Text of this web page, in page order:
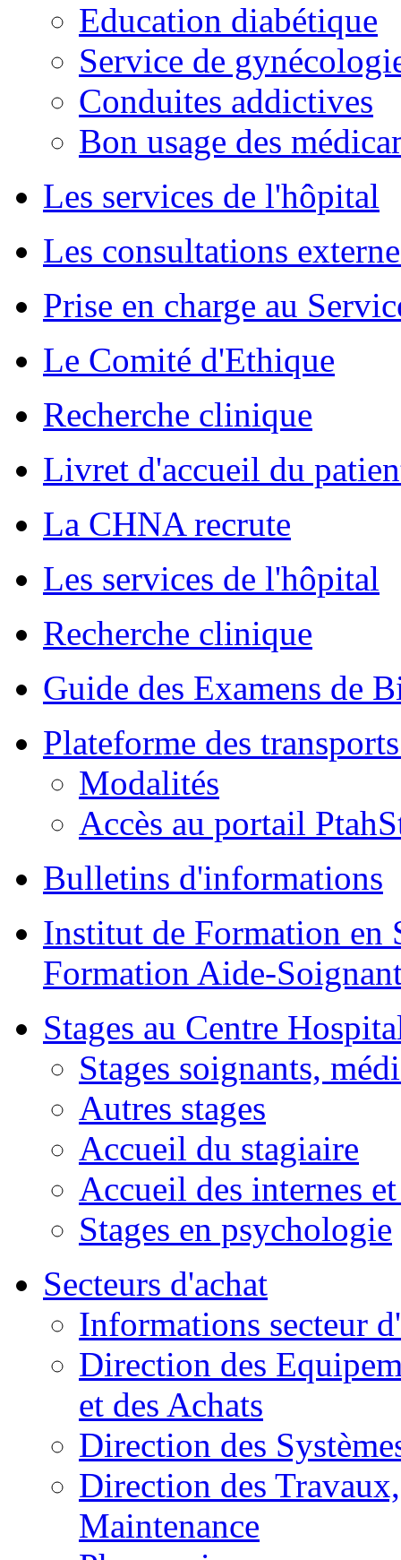
Education diabétique
Service de
Conduites addictives
Bon usage des
Les services de l'hôpital
Les consultations
Prise en charge au
Le Comité d'Ethique
Recherche clinique
Livret d'accueil du
La CHNA recrute
Les services de l'hôpital
Recherche clinique
Guide des Examens de
Plateforme des
Modalités
Accès au portail
Bulletins d'informations
Institut de Formation
Formation Aide-
Stages au Centre
Stages soignants,
Autres stages
Accueil du stagiaire
Accueil des internes
Stages en psychologie
Secteurs d'achat
Informations secteur
Direction des
et des Achats
Direction des
Direction des
Maintenance